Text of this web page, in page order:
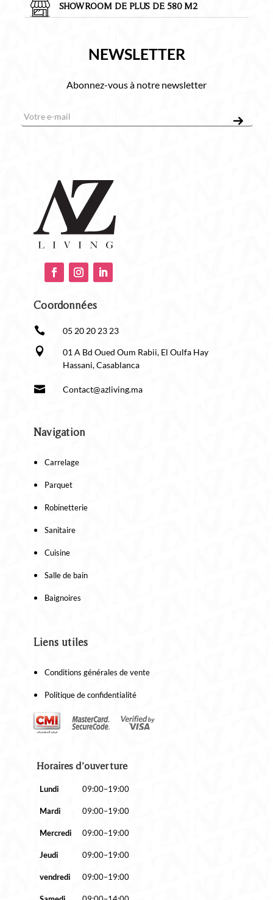
SHOWROOM DE PLUS DE 580 M2
NEWSLETTER
Abonnez-vous à notre newsletter
Coordonnées
 05 20 20 23 23

01 A Bd Oued Oum Rabii, El Oulfa Hay
Hassani, Casablanca
 Contact@azliving.ma
Navigation
Carrelage
Parquet
Robinetterie
Sanitaire
Cuisine
Salle de bain
Baignoires
Liens utiles
Conditions générales de vente
Politique de confidentialité
Horaires d’ouverture
Lundi 09:00–19:00
Mardi 09:00–19:00
Mercredi 09:00–19:00
Jeudi 09:00–19:00
vendredi 09:00–19:00